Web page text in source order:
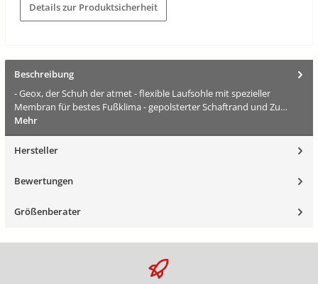
Details zur Produktsicherheit
Beschreibung
- Geox, der Schuh der atmet - flexible Laufsohle mit spezieller
Membran für bestes Fußklima - gepolsterter Schaftrand und Zu…
Mehr
Hersteller
Bewertungen
Größenberater